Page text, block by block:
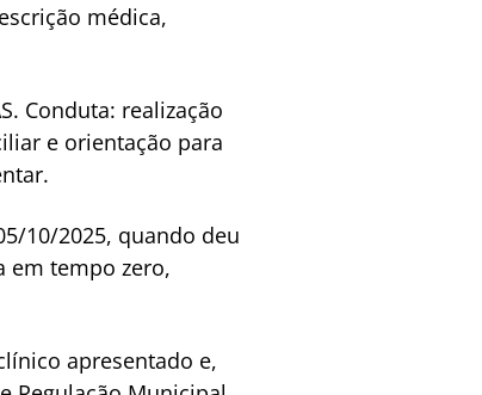
médica,
Conduta: realização
e orientação para
10/2025, quando deu
em tempo zero,
apresentado e,